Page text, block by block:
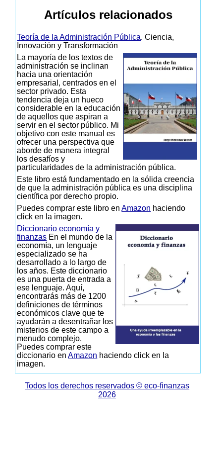
Artículos relacionados
Teoría de la Administración Pública. Ciencia,
Innovación y Transformación
La mayoría de los textos de
administración se inclinan
hacia una orientación
empresarial, centrados en el
sector privado. Esta
tendencia deja un hueco
considerable en la educación
de aquellos que aspiran a
servir en el sector público. Mi
objetivo con este manual es
ofrecer una perspectiva que
aborde de manera integral
los desafíos y
particularidades de la administración pública.
Este libro está fundamentado en la sólida creencia
de que la administración pública es una disciplina
científica por derecho propio.
Puedes comprar este libro enAmazon haciendo
click en la imagen.
Diccionario economía y
finanzas En el mundo de la
economía, un lenguaje
especializado se ha
desarrollado a lo largo de
los años. Este diccionario
es una puerta de entrada a
ese lenguaje. Aquí,
encontrarás más de 1200
definiciones de términos
económicos clave que te
ayudarán a desentrañar los
misterios de este campo a
menudo complejo.
Puedes comprar este
diccionario enAmazon haciendo click en la
imagen.
Todos los derechos reservados © eco-finanzas
2026